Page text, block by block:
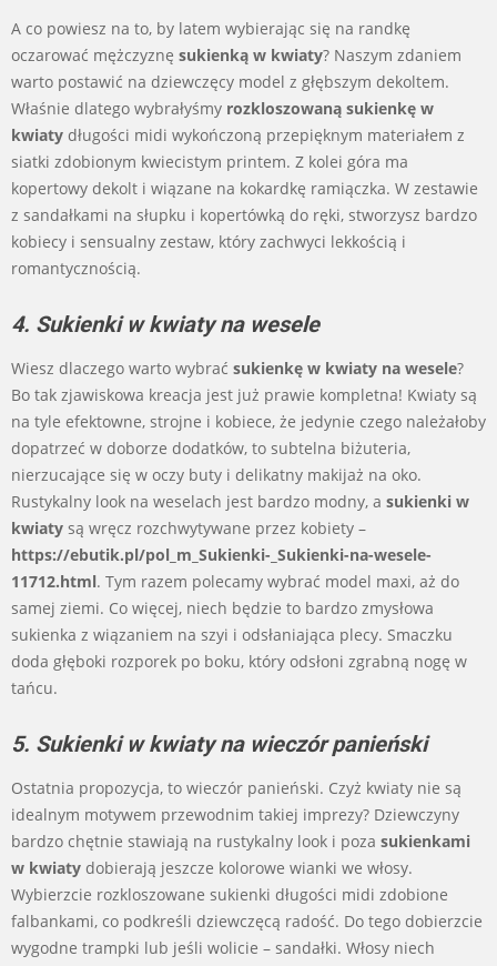
A co powiesz na to, by latem wybierając się na randkę
oczarować mężczyznę sukienką w kwiaty? Naszym zdaniem
warto postawić na dziewczęcy model z głębszym dekoltem.
Właśnie dlatego wybrałyśmy rozkloszowaną sukienkę w
kwiaty długości midi wykończoną przepięknym materiałem z
siatki zdobionym kwiecistym printem. Z kolei góra ma
kopertowy dekolt i wiązane na kokardkę ramiączka. W zestawie
z sandałkami na słupku i kopertówką do ręki, stworzysz bardzo
kobiecy i sensualny zestaw, który zachwyci lekkością i
romantycznością.
4. Sukienki w kwiaty na wesele
Wiesz dlaczego warto wybrać sukienkę w kwiaty na wesele?
Bo tak zjawiskowa kreacja jest już prawie kompletna! Kwiaty są
na tyle efektowne, strojne i kobiece, że jedynie czego należałoby
dopatrzeć w doborze dodatków, to subtelna biżuteria,
nierzucające się w oczy buty i delikatny makijaż na oko.
Rustykalny look na weselach jest bardzo modny, a sukienki w
kwiaty są wręcz rozchwytywane przez kobiety –
https://ebutik.pl/pol_m_Sukienki-_Sukienki-na-wesele-
11712.html. Tym razem polecamy wybrać model maxi, aż do
samej ziemi. Co więcej, niech będzie to bardzo zmysłowa
sukienka z wiązaniem na szyi i odsłaniająca plecy. Smaczku
doda głęboki rozporek po boku, który odsłoni zgrabną nogę w
tańcu.
5. Sukienki w kwiaty na wieczór panieński
Ostatnia propozycja, to wieczór panieński. Czyż kwiaty nie są
idealnym motywem przewodnim takiej imprezy? Dziewczyny
bardzo chętnie stawiają na rustykalny look i poza sukienkami
w kwiaty dobierają jeszcze kolorowe wianki we włosy.
Wybierzcie rozkloszowane sukienki długości midi zdobione
falbankami, co podkreśli dziewczęcą radość. Do tego dobierzcie
wygodne trampki lub jeśli wolicie – sandałki. Włosy niech